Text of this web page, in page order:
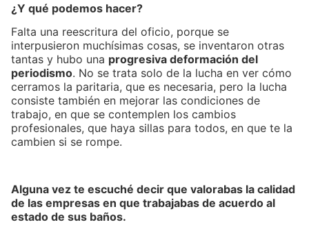
¿Y qué podemos hacer?
Falta una reescritura del oficio, porque se
interpusieron muchísimas cosas, se inventaron otras
tantas y hubo una progresiva deformación del
periodismo. No se trata solo de la lucha en ver cómo
cerramos la paritaria, que es necesaria, pero la lucha
consiste también en mejorar las condiciones de
trabajo, en que se contemplen los cambios
profesionales, que haya sillas para todos, en que te la
cambien si se rompe.
Alguna vez te escuché decir que valorabas la calidad
de las empresas en que trabajabas de acuerdo al
estado de sus baños.